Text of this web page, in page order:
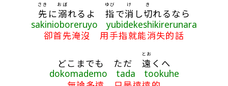
先
さき
に溺
おぼ
れるよ 指
ゆび
で消
け
し切
き
れるなら
sakinioboreruyo yubidekeshikirerunara
卻首先淹沒 用手指就能消失的話
どこまでも ただ 遠
とお
くへ
dokomademo tada tookuhe